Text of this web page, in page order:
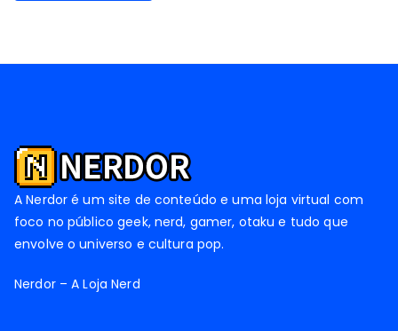
A Nerdor é um site de conteúdo e uma loja virtual com
foco no público geek, nerd, gamer, otaku e tudo que
envolve o universo e cultura pop.
Nerdor – A Loja Nerd